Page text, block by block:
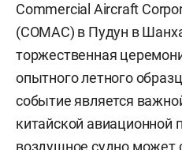
Commercial Aircraft
(COMAC) в Пудун в
торжественная
опытного летного
событие является
китайской
воздушное судно может